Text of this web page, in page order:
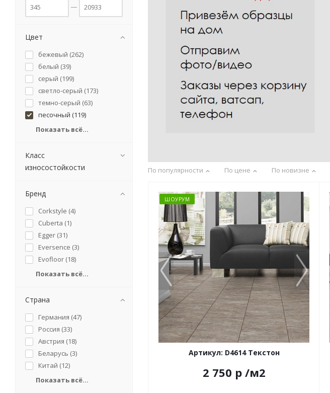
По популярности По цене По новизне
ШОУРУМ
Артикул: D4614 Текстон
2 750 р /м2
Цвет
бежевый (262)
белый (39)
серый (199)
светло-серый (173)
темно-серый (63)
песочный (119)
Показать всё...
Класс
износостойкости
Бренд
Corkstyle (4)
Cuberta (1)
Egger (31)
Eversence (3)
Evofloor (18)
Показать всё...
Страна
Германия (47)
Россия (33)
Австрия (18)
Беларусь (3)
Китай (12)
Показать всё...